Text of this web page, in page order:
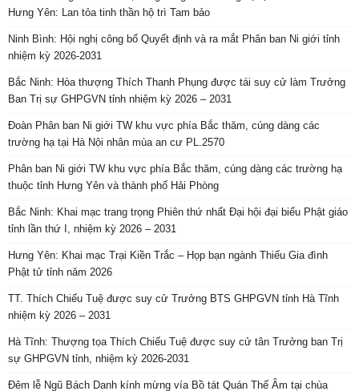
Hưng Yên: Lan tỏa tinh thần hộ trì Tam bảo
Ninh Bình: Hội nghị công bố Quyết định và ra mắt Phân ban Ni giới tỉnh
nhiệm kỳ 2026-2031
Bắc Ninh: Hòa thượng Thích Thanh Phụng được tái suy cử làm Trưởng
Ban Trị sự GHPGVN tỉnh nhiệm kỳ 2026 – 2031
Đoàn Phân ban Ni giới TW khu vực phía Bắc thăm, cúng dàng các
trường hạ tại Hà Nội nhân mùa an cư PL.2570
Phân ban Ni giới TW khu vực phía Bắc thăm, cúng dàng các trường hạ
thuộc tỉnh Hưng Yên và thành phố Hải Phòng
Bắc Ninh: Khai mạc trang trọng Phiên thứ nhất Đại hội đại biểu Phật giáo
tỉnh lần thứ I, nhiệm kỳ 2026 – 2031
Hưng Yên: Khai mạc Trại Kiền Trắc – Họp bạn ngành Thiếu Gia đình
Phật tử tỉnh năm 2026
TT. Thích Chiếu Tuệ được suy cử Trưởng BTS GHPGVN tỉnh Hà Tĩnh
nhiệm kỳ 2026 – 2031
Hà Tĩnh: Thượng tọa Thích Chiếu Tuệ được suy cử tân Trưởng ban Trị
sự GHPGVN tỉnh, nhiệm kỳ 2026-2031
Đêm lễ Ngũ Bách Danh kính mừng vía Bồ tát Quán Thế Âm tại chùa